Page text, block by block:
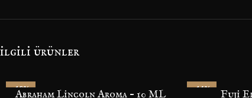
i̇lgili ürünler
-18%
Abraham Lincoln Aroma – 10 ML -14% Fuji